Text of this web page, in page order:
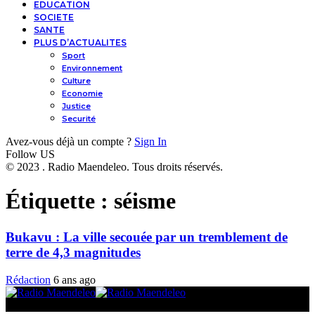
EDUCATION
SOCIETE
SANTE
PLUS D’ACTUALITES
Sport
Environnement
Culture
Economie
Justice
Securité
Avez-vous déjà un compte ? Sign In
Follow US
© 2023 . Radio Maendeleo. Tous droits réservés.
Étiquette : séisme
Bukavu : La ville secouée par un tremblement de
terre de 4,3 magnitudes
Rédaction 6 ans ago